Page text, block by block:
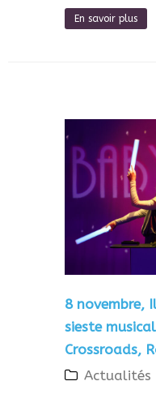
En savoir plus
8 novembre,
sieste
Crossroads,
Actualités